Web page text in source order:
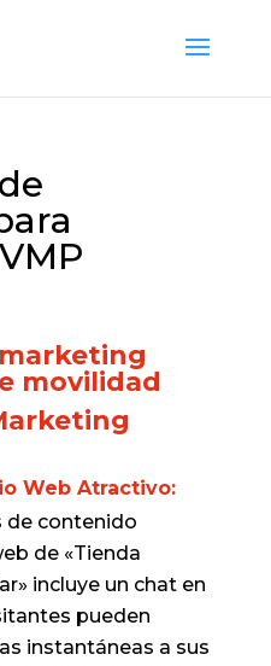
movilidad
Web Atractivo:
de contenido
de «Tienda
incluye un chat en
pueden
instantáneas a sus